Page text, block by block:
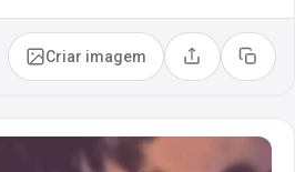
Criar imagem Compartilhar
Copiar